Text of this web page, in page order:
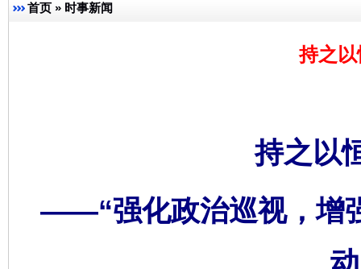
首页 » 时事新闻
持之
持之以
——“强化政治巡视，增